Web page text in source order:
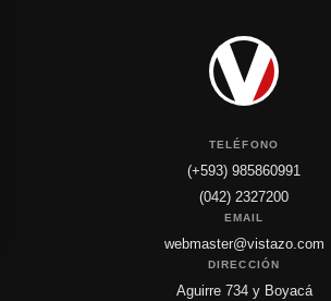
TELÉFONO
(+593) 985860991
(042) 2327200
EMAIL
webmaster@vistazo.com
DIRECCIÓN
Aguirre 734 y Boyacá